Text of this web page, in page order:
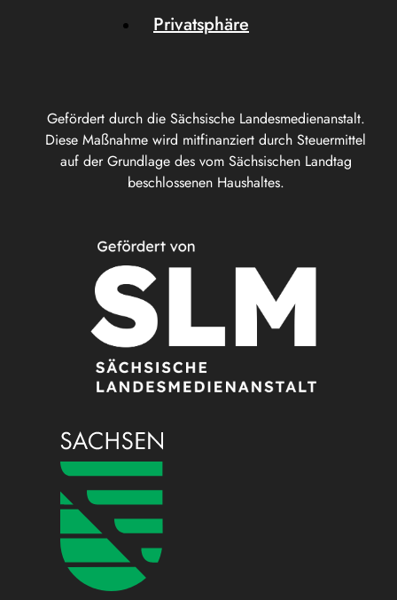
Gefördert durch die Sächsische Landesmedienanstalt.
Diese Maßnahme wird mitfinanziert durch Steuermittel
auf der Grundlage des vom Sächsischen Landtag
beschlossenen Haushaltes.
Privatsphäre